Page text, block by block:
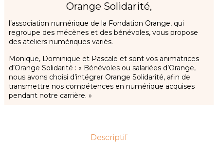
Orange Solidarité,
l’association numérique de la Fondation Orange, qui
regroupe des mécènes et des bénévoles, vous propose
des ateliers numériques variés.
Monique, Dominique et Pascale et sont vos animatrices
d’Orange Solidarité : « Bénévoles ou salariées d’Orange,
nous avons choisi d’intégrer Orange Solidarité, afin de
transmettre nos compétences en numérique acquises
pendant notre carrière. »
Descriptif